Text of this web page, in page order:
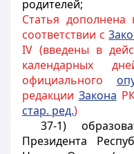
родителей;
Статья
соответствии с
IV (введены в
календарных
официального
редакции Закона
стар. ред.)
37-1)
Президента